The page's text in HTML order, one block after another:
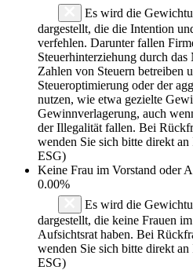
Es wird die
dargestellt, die die Intention
verfehlen. Darunter fallen
Steuerhinterziehung durch
Zahlen von Steuern betreiben
Steueroptimierung oder der
nutzen, wie etwa gezielte
Gewinnverlagerung, auch
der Illegalität fallen. Bei
wenden Sie sich bitte direkt
ESG)
Keine Frau im Vorstand oder
0.00%
Es wird die
dargestellt, die keine Frauen
Aufsichtsrat haben. Bei
wenden Sie sich bitte direkt
ESG)